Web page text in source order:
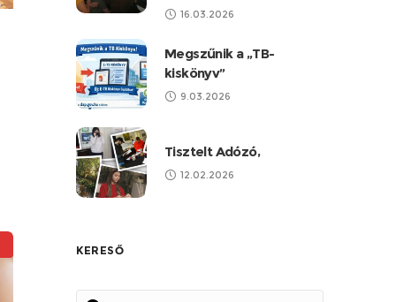
16.03.2026
Megszűnik a „TB-
kiskönyv”
9.03.2026
Tisztelt Adózó,
12.02.2026
KERESŐ